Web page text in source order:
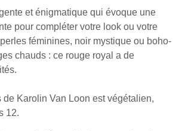
et énigmatique qui évoque une
pour compléter votre look ou votre
féminines, noir mystique ou boho-
chauds : ce rouge royal a de
de Karolin Van Loon est végétalien,
12.